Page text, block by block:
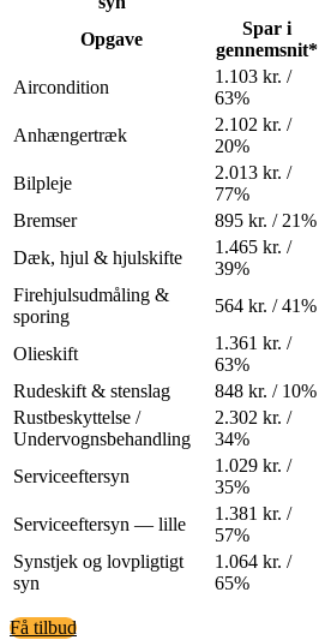
Opgave
Spar i
gennemsnit*
Aircondition
1.103 kr. /
63%
Anhængertræk
2.102 kr. /
20%
Bilpleje
2.013 kr. /
77%
Bremser 895 kr. / 21%
Dæk, hjul & hjulskifte
1.465 kr. /
39%
Firehjulsudmåling &
sporing
564 kr. / 41%
Olieskift
1.361 kr. /
63%
Rudeskift & stenslag 848 kr. / 10%
Rustbeskyttelse /
Undervognsbehandling
2.302 kr. /
34%
Serviceeftersyn
1.029 kr. /
35%
Serviceeftersyn — lille
1.381 kr. /
57%
Synstjek og lovpligtigt
syn
1.064 kr. /
65%
Få tilbud